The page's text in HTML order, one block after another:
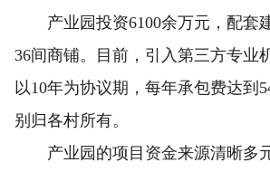
产业园投资6100余万元，配套
36间商铺。目前，引入第三方专业
以10年为协议期，每年承包费达到
别归各村所有。
产业园的项目资金来源清晰多